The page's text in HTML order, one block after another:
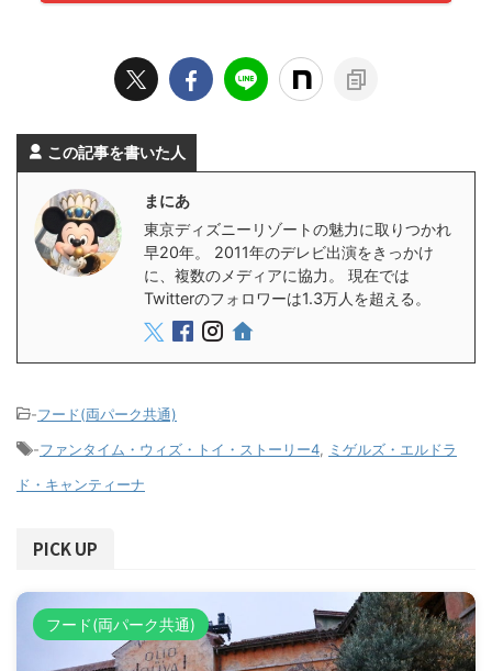
この記事を書いた人
まにあ
東京ディズニーリゾートの魅力に取りつかれ
早20年。 2011年のデレビ出演をきっかけ
に、複数のメディアに協力。 現在では
Twitterのフォロワーは1.3万人を超える。
-フード(両パーク共通)
-ファンタイム・ウィズ・トイ・ストーリー4
ミゲルズ・エルドラ
ド・キャンティーナ
PICK UP
フード(両パーク共通)